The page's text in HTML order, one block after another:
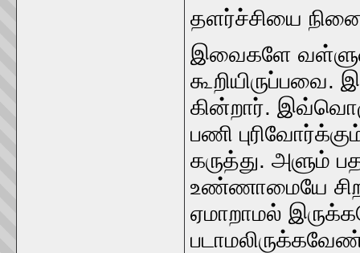
தளர்ச்சியை
இவைகளே
கூறியிருப்பவை.
கின்றார்‌.
பணி
கருத்து. அளும்‌
உண்ணாமையே
ஏமாறாமல்‌